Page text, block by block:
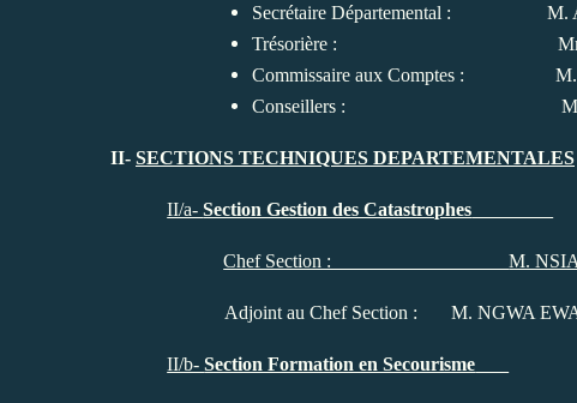
Secrétaire Départemental : M.
Trésorière : Mme
Commissaire aux Comptes : M.
Conseillers : M. DJATEU
II- SECTIONS TECHNIQUES DEPARTEMENTALES
II/a-Section Gestion des Catastrophes
Chef Section :M.
Adjoint au Chef Section : M. NGWA EWANE
II/b-Section Formation en Secourisme